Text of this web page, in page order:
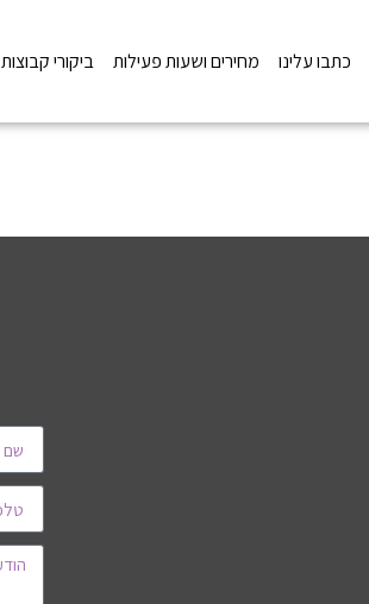
כתבו עלינו מחירים ושעות פעילות ביקורי קבוצות